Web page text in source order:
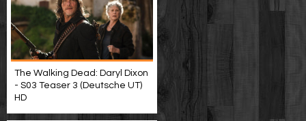
The Walking Dead: Daryl Dixon
- S03 Teaser 3 (Deutsche UT)
HD